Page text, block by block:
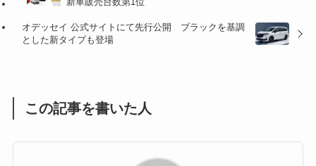
オデッセイ 公式サイトにて先行公開 ブラックを基調
とした新タイプも登場
この記事を書いた人